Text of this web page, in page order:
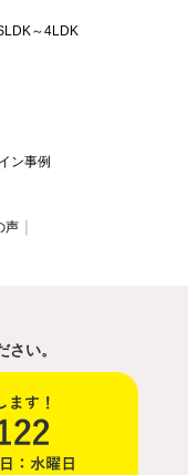
～4LDK
ン事例
声
い。